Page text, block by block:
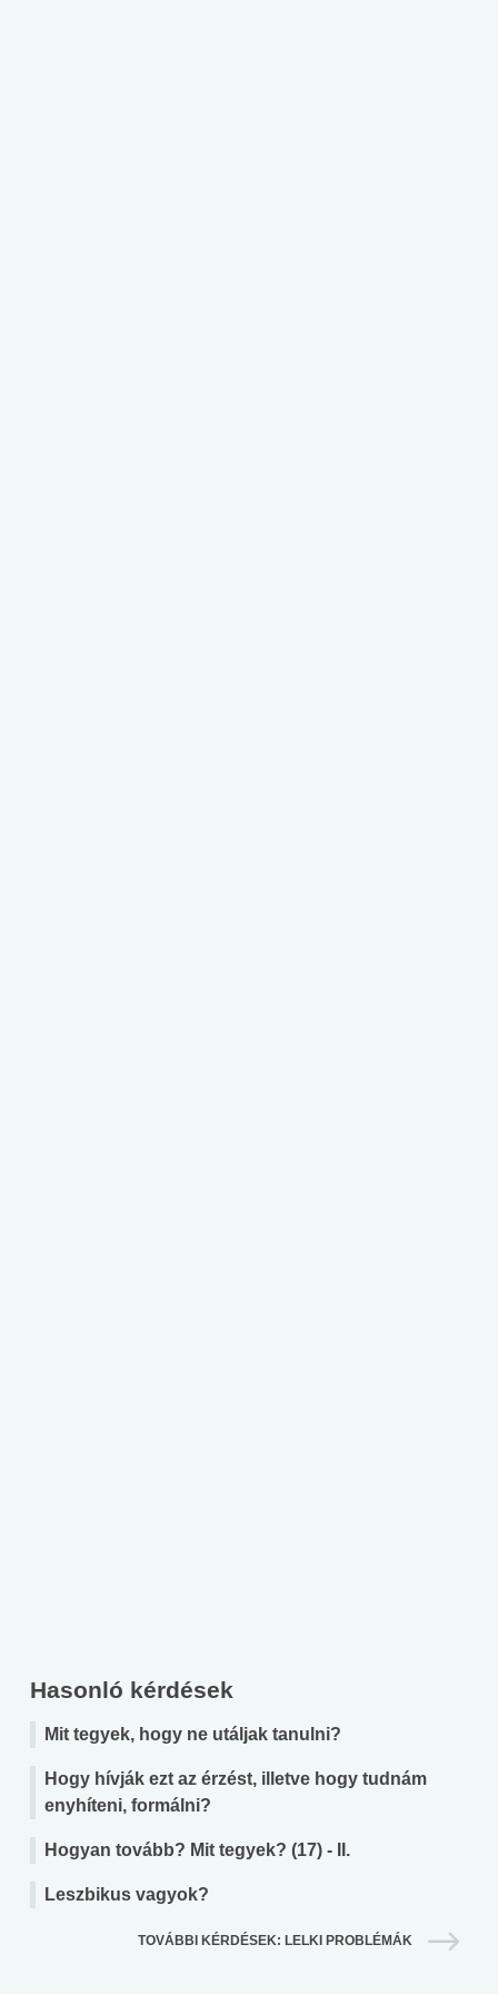
Hasonló kérdések
Mit tegyek, hogy ne utáljak tanulni?
Hogy hívják ezt az érzést, illetve hogy tudnám
enyhíteni, formálni?
Hogyan tovább? Mit tegyek? (17) - II.
Leszbikus vagyok?
TOVÁBBI KÉRDÉSEK: LELKI PROBLÉMÁK